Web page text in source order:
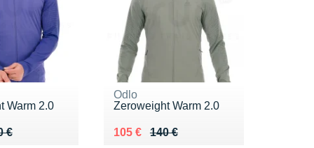
Warm 2.0
€ €
€
Odlo
Zeroweight Warm 2.0
140 €
Au lieu de 140 €
105 €
Vendu 105 €